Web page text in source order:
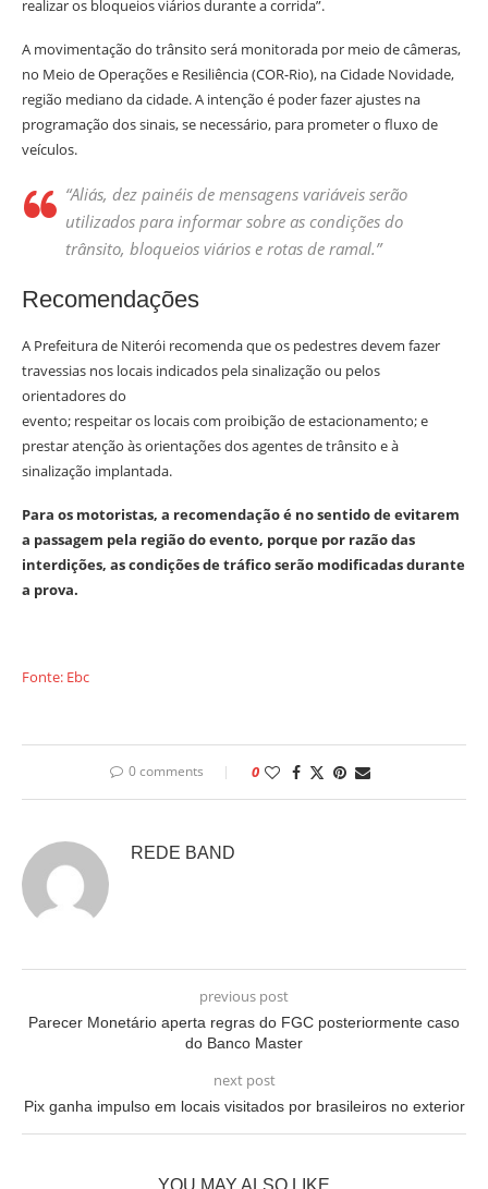
realizar os bloqueios viários durante a corrida”.
A movimentação do trânsito será monitorada por meio de câmeras,
no Meio de Operações e Resiliência (COR-Rio), na Cidade Novidade,
região mediano da cidade. A intenção é poder fazer ajustes na
programação dos sinais, se necessário, para prometer o fluxo de
veículos.
“Aliás, dez painéis de mensagens variáveis serão
utilizados para informar sobre as condições do
trânsito, bloqueios viários e rotas de ramal.”
Recomendações
A Prefeitura de Niterói recomenda que os pedestres devem fazer
travessias nos locais indicados pela sinalização ou pelos
orientadores do
evento; respeitar os locais com proibição de estacionamento; e
prestar atenção às orientações dos agentes de trânsito e à
sinalização implantada.
Para os motoristas, a recomendação é no sentido de evitarem
a passagem pela região do evento, porque por razão das
interdições, as condições de tráfico serão modificadas durante
a prova.
Fonte: Ebc
0 comments 0
REDE BAND
previous post
Parecer Monetário aperta regras do FGC posteriormente caso
do Banco Master
next post
Pix ganha impulso em locais visitados por brasileiros no exterior